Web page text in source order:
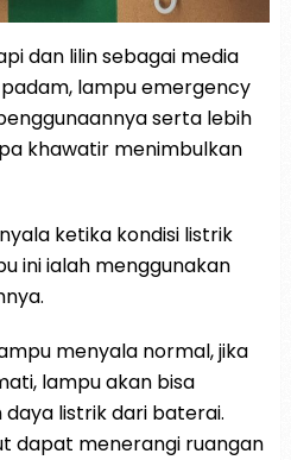
dan lilin sebagai media
lampu emergency
serta lebih
khawatir menimbulkan
ketika kondisi listrik
ini ialah menggunakan
menyala normal, jika
lampu akan bisa
listrik dari baterai.
dapat menerangi ruangan